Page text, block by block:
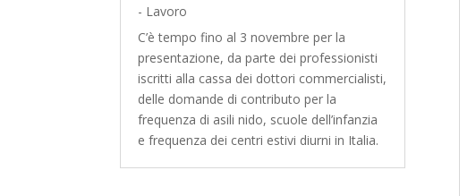
- Lavoro
C’è tempo fino al 3 novembre per la
presentazione, da parte dei professionisti
iscritti alla cassa dei dottori commercialisti,
delle domande di contributo per la
frequenza di asili nido, scuole dell’infanzia
e frequenza dei centri estivi diurni in Italia.